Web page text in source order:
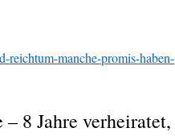
reichtum-manche-promis-haben-
8 Jahre verheiratet,